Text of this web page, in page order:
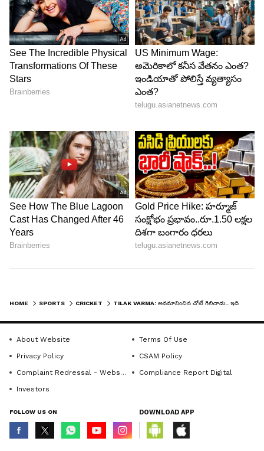
చేశాడు. ముఖ్యంగా తనను విమర్శించిన అర్ష్‌దీప్
బౌలింగ్‌లోనే భారీ షాట్లు ఆడి గాలి తీసేశాడు. యజ్వేంద్ర
చాహల్ బౌలింగ్‌లో ఏకంగా 106 మీటర్ల సిక్సర్ కొట్టి స్టేడియం
బయట పడేశాడంటే తిలక్ ఏ రేంజ్‌లో కసిగా ఆడాడో అర్థం
చేసుకోవచ్చు.
What a hell of a knock from Tilak
Will Jacks came in and instantly
released all the pressure. These two
have made life really tough for Punjab
Kings.pic.twitter.com/jvv5avtjpA
— Vipin Tiwari (@Vipintiwari952) May
14, 2026
HOME SPORTS CRICKET
About Website
Terms Of Use
Privacy Policy
CSAM Policy
Complaint Redressal - Website
Compliance Report Digital
Investors
FOLLOW US ON DOWNLOAD APP